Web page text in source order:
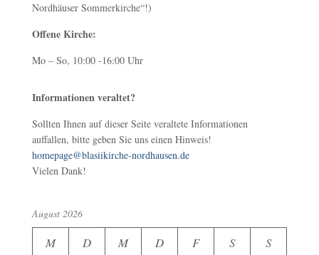
Nordhäuser Sommerkirche“!)
Offene Kirche:
Mo – So, 10:00 -16:00 Uhr
Informationen veraltet?
Sollten Ihnen auf dieser Seite veraltete Informationen
auffallen, bitte geben Sie uns einen Hinweis!
homepage@blasiikirche-nordhausen.de
Vielen Dank!
August 2026
M D M D F S S